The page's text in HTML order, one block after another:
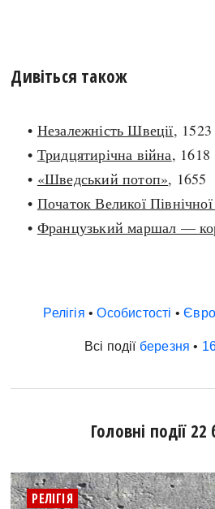
Дивіться також
• Незалежність Швеції, 1523
• Тридцятирічна війна, 1618
• «Шведський потоп», 1655
• Початок Великої
• Французький маршал —
Релігія •Особистості •
Всі події березня •
Головні події
РЕЛІГІЯ